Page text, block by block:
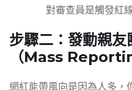
對審查員是觸發紅
步驟二：發動親
（Mass
網紅能帶風向是因為人多，